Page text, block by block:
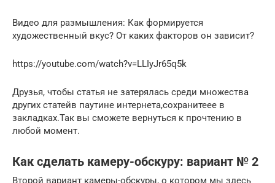
Видео для размышления: Как формируется
художественный вкус? От каких факторов он зависит?
https://youtube.com/watch?v=LLIyJr65q5k
Друзья, чтобы статья не затерялась среди множества
других статейв паутине интернета,сохранитеее в
закладках.Так вы сможете вернуться к прочтению в
любой момент.
Как сделать камеру-обскуру: вариант № 2
Второй вариант камеры-обскуры, о котором мы здесь